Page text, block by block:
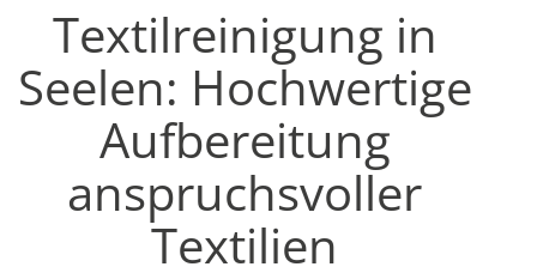
Textilreinigung in
Seelen: Hochwertige
Aufbereitung
anspruchsvoller
Textilien